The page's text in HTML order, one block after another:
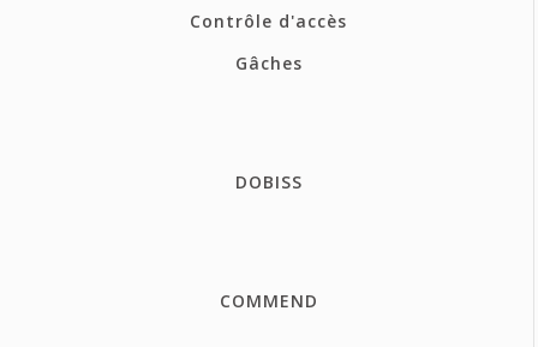
Contrôle d'accès
Gâches
DOBISS
COMMEND